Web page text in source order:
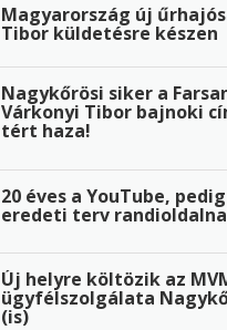
Magyarország új
Tibor küldetésre készen
Nagykőrösi siker a
Várkonyi Tibor bajnoki
tért haza!
20 éves a YouTube,
eredeti terv
Új helyre költözik az
ügyfélszolgálata
(is)